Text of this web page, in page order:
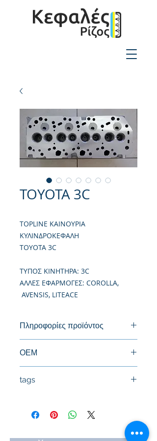
TOYOTA 3C
TOPLINE ΚΑΙΝΟΥΡΙΑ
ΚΥΛΙΝΔΡΟΚΕΦΑΛΗ
TOYOTA 3C
TΥΠΟΣ ΚΙΝΗΤΗΡΑ: 3C
ΑΛΛΕΣ ΕΦΑΡΜΟΓΕΣ: COROLLA,
AVENSIS, LITEACE
Πληροφορίες προϊόντος
ΟΕΜ
tags
#Κυλινδροκεφαλή #Κεφαλάρι
#TPTOPLINE